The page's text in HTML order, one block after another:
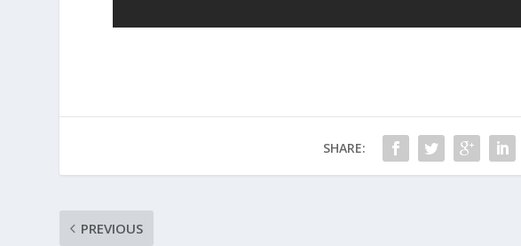
SHARE:
PREVIOUS